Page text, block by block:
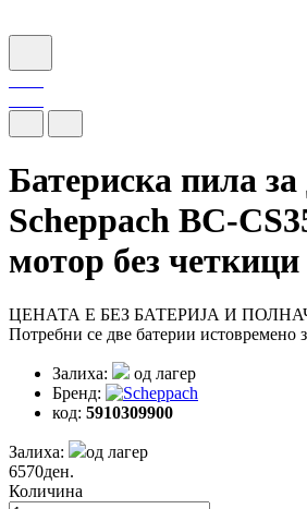
Батериска пила
Scheppach BC-
мотор без четкици
ЦЕНАТА Е БЕЗ БАТЕРИЈА И ПОЛНАЧ-
Потребни се две батерии истовремено
Залиха:
од лагер
Бренд:
код: 5910309900
Залиха:
од лагер
6570ден.
Количина